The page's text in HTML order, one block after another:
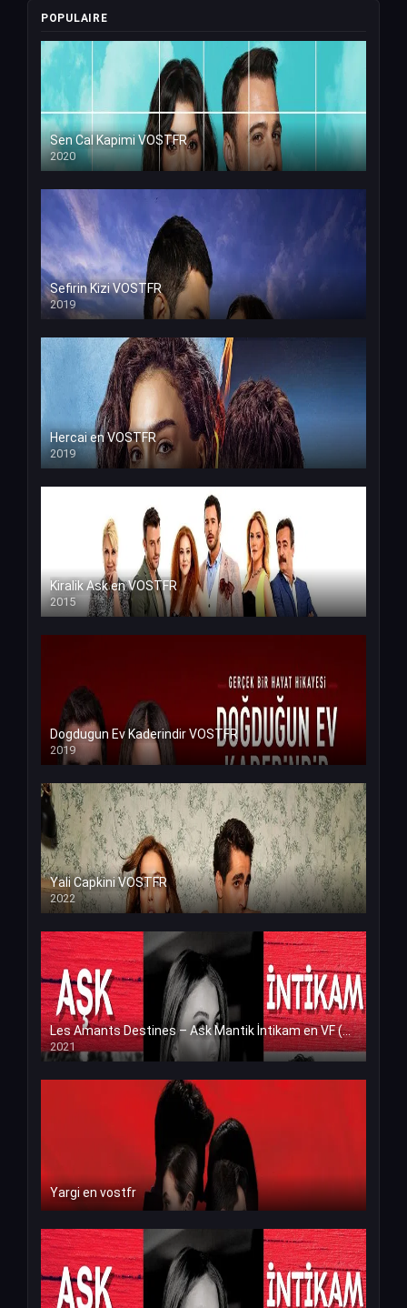
POPULAIRE
Sen Cal Kapimi VOSTFR
2020
Sefirin Kizi VOSTFR
2019
Hercai en VOSTFR
2019
Kiralik Ask en VOSTFR
2015
Dogdugun Ev Kaderindir VOSTFR
2019
Yali Capkini VOSTFR
2022
Les Amants Destines – Ask Mantik İntikam en VF (Voix Francaise)
2021
Yargi en vostfr